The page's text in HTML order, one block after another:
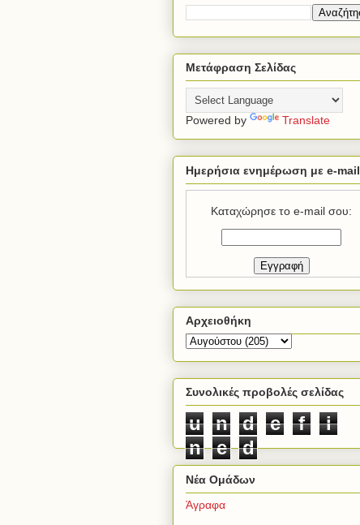
Μετάφραση Σελίδας
Powered by Translate
Ημερήσια ενημέρωση με e-mail
Καταχώρησε το e-mail σου:
Αρχειοθήκη
Συνολικές προβολές σελίδας
u n d e f
i
n
e d
Νέα Ομάδων
Άγραφα